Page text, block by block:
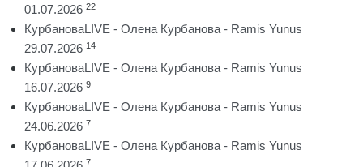
01.07.2026 22
КурбановаLIVE - Олена Курбанова - Ramis Yunus
29.07.2026 14
КурбановаLIVE - Олена Курбанова - Ramis Yunus
16.07.2026 9
КурбановаLIVE - Олена Курбанова - Ramis Yunus
24.06.2026 7
КурбановаLIVE - Олена Курбанова - Ramis Yunus
7